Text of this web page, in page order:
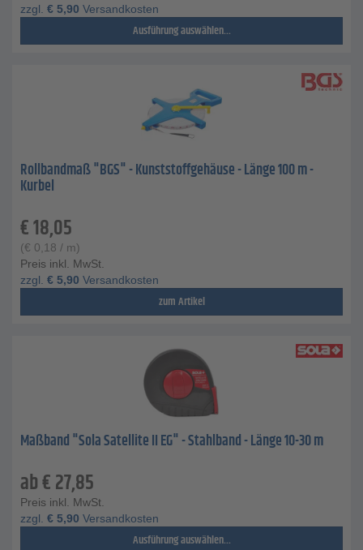
zzgl. € 5,90 Versandkosten
Ausführung auswählen...
Rollbandmaß "BGS" - Kunststoffgehäuse - Länge 100 m -
Kurbel
€18,05
(€ 0,18 / m)
Preis inkl. MwSt.
zzgl. € 5,90 Versandkosten
zum Artikel
Maßband "Sola Satellite II EG" - Stahlband - Länge 10-30 m
ab€27,85
Preis inkl. MwSt.
zzgl. € 5,90 Versandkosten
Ausführung auswählen...